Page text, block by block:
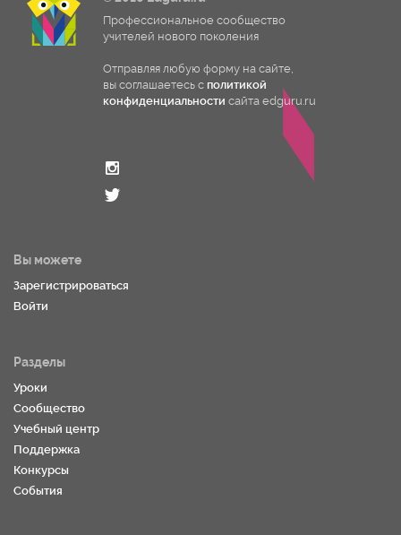
Профессиональное сообщество
учителей нового поколения
Отправляя любую форму на сайте,
вы соглашаетесь с политикой
конфиденциальности сайта edguru.ru
Вы можете
Зарегистрироваться
Войти
Разделы
Уроки
Сообщество
Учебный центр
Поддержка
Конкурсы
События